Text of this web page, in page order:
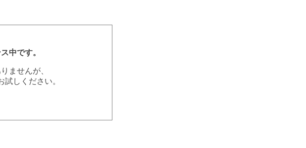
中です。
ませんが、
試しください。